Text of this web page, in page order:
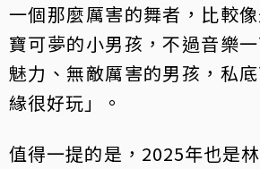
一個那麼厲害的舞者，比較
寶可夢的小男孩，不過音樂
魅力、無敵厲害的男孩，私
緣很好玩」。
值得一提的是，2025年也是